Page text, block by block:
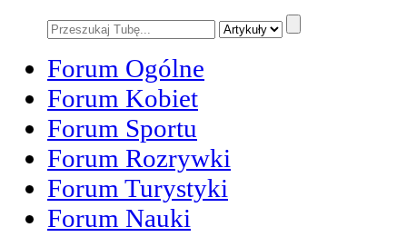
Forum Ogólne
Forum Kobiet
Forum Sportu
Forum Rozrywki
Forum Turystyki
Forum Nauki